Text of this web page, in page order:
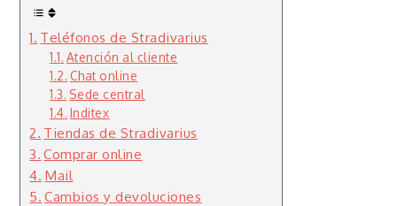
Teléfonos de Stradivarius
Atención al cliente
Chat online
Sede central
Inditex
Tiendas de Stradivarius
Comprar online
Mail
Cambios y devoluciones